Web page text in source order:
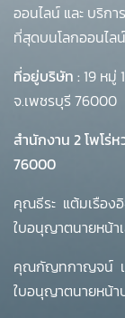
ออนไลน์ และ บริก
ที่สุดบนโลกออนไลน์
ที่อยู่บริษัท : 19 หมู่
จ.เพชรบุรี 76000
สำนักงาน 2 โพโร่ห
76000
คุณธีระ แต้มเรือง
ใบอนุญาตนายหน้า
คุณกัญทกาญจน์ เ
ใบอนุญาตนายหน้า